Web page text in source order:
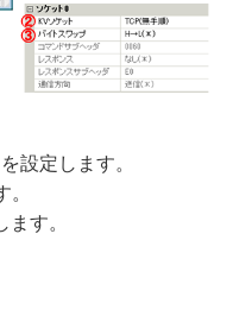
設定します。
す。